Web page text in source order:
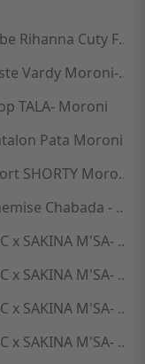
Rihanna Cuty Face
Vardy Moroni-
TALA- Moroni
Pata Moroni
SHORTY Moroni (
Chabada - wax
x SAKINA M'SA-
x SAKINA M'SA-
x SAKINA M'SA-
x SAKINA M'SA-